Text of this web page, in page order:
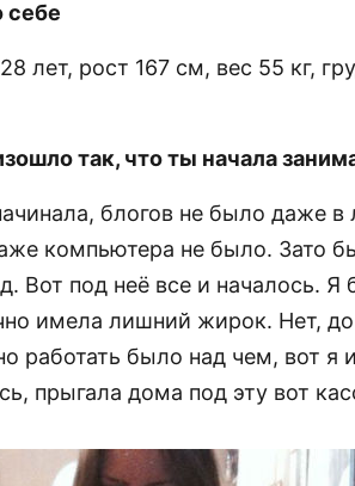
себе
лет, рост 167 см, вес 55 кг,
так, что ты начала
блогов не было даже
компьютера не было. Зато
Вот под неё все и началось. Я
имела лишний жирок. Нет,
работать было над чем, вот я
прыгала дома под эту вот